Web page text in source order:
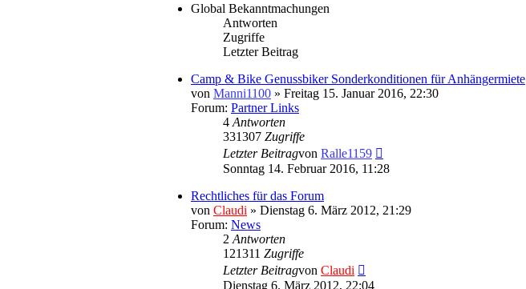
Global Bekanntmachungen
Antworten
Zugriffe
Letzter Beitrag
Camp & Bike Genussbiker Sonderkonditionen für Anhängermiete
von Manni1100 » Freitag 15. Januar 2016, 22:30
Forum: Partner Links
4 Antworten
331307 Zugriffe
Letzter Beitragvon Ralle1159
Beitrag
Sonntag 14. Februar 2016, 11:28
Rechtliches für das Forum
von Claudi » Dienstag 6. März 2012, 21:29
Forum: News
2 Antworten
121311 Zugriffe
Letzter Beitragvon Claudi
Beitrag
Dienstag 6. März 2012, 22:04